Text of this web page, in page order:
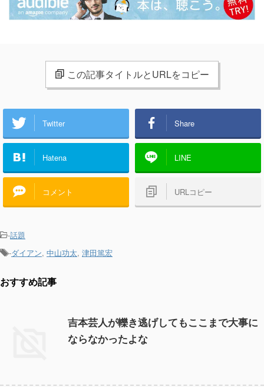
この記事タイトルとURLをコピー
Twitter Share
Hatena LINE
コメント URLコピー
-話題
-ダイアン, 中山功太, 津田篤宏
おすすめ記事
吉本芸人が轢き逃げしてもここまで大事に
ならなかったよな